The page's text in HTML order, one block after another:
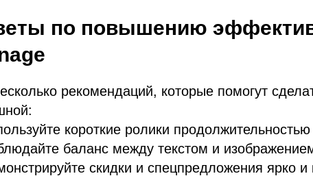
по повышению
рекомендаций, которые помогут
короткие ролики
баланс между текстом и
скидки и спецпредложения ярко и